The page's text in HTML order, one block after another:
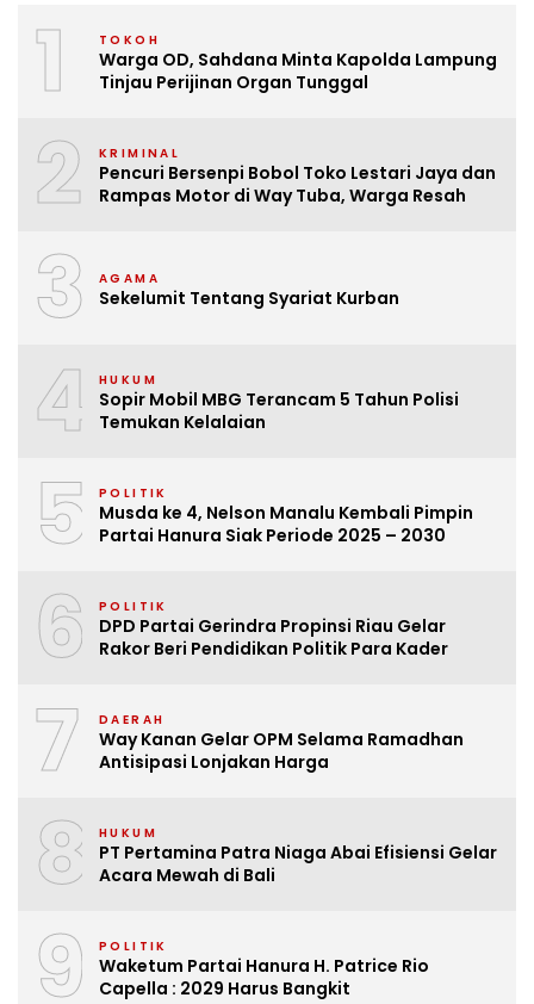
1 TOKOH
Warga OD, Sahdana Minta Kapolda Lampung
Tinjau Perijinan Organ Tunggal
2 KRIMINAL
Pencuri Bersenpi Bobol Toko Lestari Jaya dan
Rampas Motor di Way Tuba, Warga Resah
3 AGAMA
Sekelumit Tentang Syariat Kurban
4 HUKUM
Sopir Mobil MBG Terancam 5 Tahun Polisi
Temukan Kelalaian
5 POLITIK
Musda ke 4, Nelson Manalu Kembali Pimpin
Partai Hanura Siak Periode 2025 – 2030
6 POLITIK
DPD Partai Gerindra Propinsi Riau Gelar
Rakor Beri Pendidikan Politik Para Kader
7 DAERAH
Way Kanan Gelar OPM Selama Ramadhan
Antisipasi Lonjakan Harga
8 HUKUM
PT Pertamina Patra Niaga Abai Efisiensi Gelar
Acara Mewah di Bali
9 POLITIK
Waketum Partai Hanura H. Patrice Rio
Capella : 2029 Harus Bangkit